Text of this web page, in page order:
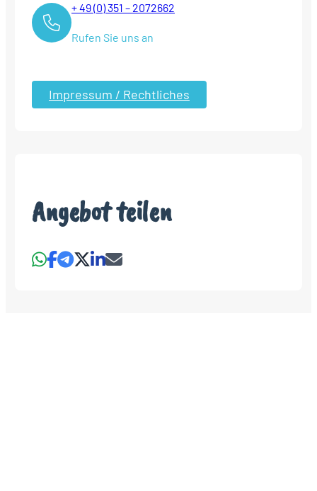
+ 49 (0) 351 – 2072662
Rufen Sie uns an
Impressum / Rechtliches
Angebot teilen